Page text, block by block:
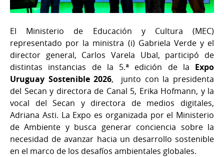
El Ministerio de Educación y Cultura (MEC)
representado por la ministra (i) Gabriela Verde y el
director general, Carlos Varela Ubal, participó de
distintas instancias de la 5.ª edición de la Expo
Uruguay Sostenible 2026, junto con la presidenta
del Secan y directora de Canal 5, Erika Hofmann, y la
vocal del Secan y directora de medios digitales,
Adriana Asti. La Expo es organizada por el Ministerio
de Ambiente y busca generar conciencia sobre la
necesidad de avanzar hacia un desarrollo sostenible
en el marco de los desafíos ambientales globales.